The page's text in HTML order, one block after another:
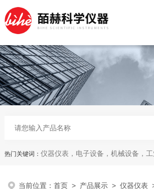
热门关键词： 仪器仪表，电子设备，机械设备，工业自动化设备，五金产
当前位置：首页 > 产品展示 >仪器仪表